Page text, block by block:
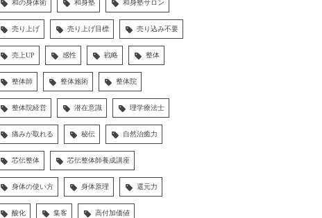
和の身体術 和身塾 和身塾サロン
売り上げ 売り上げ目標 売り込み不要
売上UP 感性 戦略 整体
整体師 整体施術 整体院
整体院経営 潜在意識 理学療法士
痛みが取れる 秘伝 自然治癒力
芯伝整体 芯伝整体師養成講座
身体の使い方 身体原理 還元力
酸化 集客 高付加価値